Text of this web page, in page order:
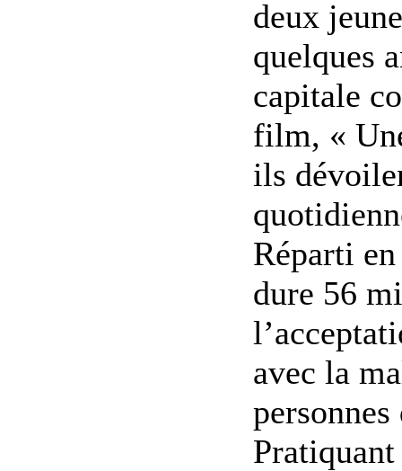
deux
quelques
capitale
film, «
ils
Réparti
dure 56
avec la